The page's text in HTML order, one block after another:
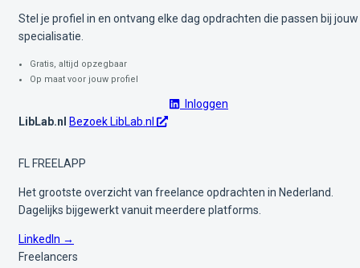
Stel je profiel in en ontvang elke dag opdrachten die passen bij jouw
specialisatie.
Gratis, altijd opzegbaar
Op maat voor jouw profiel
Inloggen
LibLab.nl
Bezoek LibLab.nl
FL FREELAPP
Het grootste overzicht van freelance opdrachten in Nederland.
Dagelijks bijgewerkt vanuit meerdere platforms.
LinkedIn →
Freelancers